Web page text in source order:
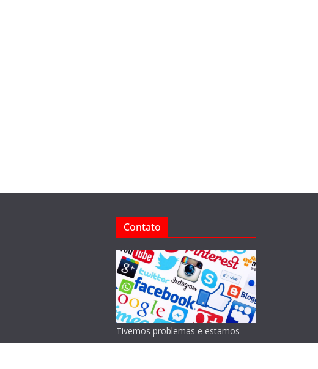
Contato
Tivemos problemas e estamos
reorganizando o Blog!